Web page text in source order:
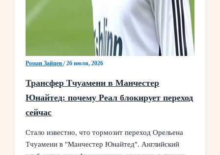
Роман Зайцев/26 июля, 2026
Трансфер Тчуамени в Манчестер
Юнайтед: почему Реал блокирует переход
сейчас
Стало известно, что тормозит переход Орельена
Тчуамени в "Манчестер Юнайтед". Английский